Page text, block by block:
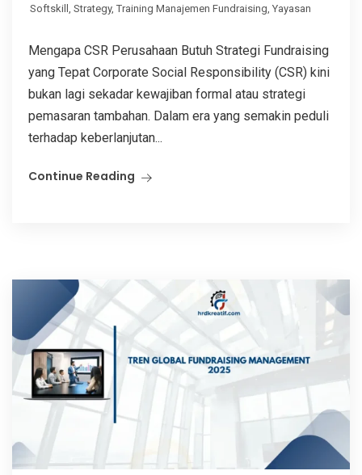
Softskill
Strategy, Training Manajemen Fundraising Yayasan
Mengapa CSR Perusahaan Butuh Strategi Fundraising
yang Tepat Corporate Social Responsibility (CSR) kini
bukan lagi sekadar kewajiban formal atau strategi
pemasaran tambahan. Dalam era yang semakin peduli
terhadap keberlanjutan...
Continue Reading